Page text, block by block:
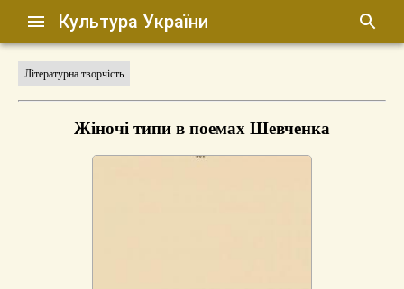
Культура України
Літературна творчість
Жіночі типи в поемах Шевченка